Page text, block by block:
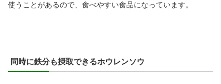
使うことがあるので、食べやすい食品になっています。
同時に鉄分も摂取できるホウレンソウ